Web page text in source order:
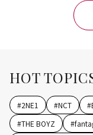
HOT
#2NE1 #NCT #
#THE BOYZ #